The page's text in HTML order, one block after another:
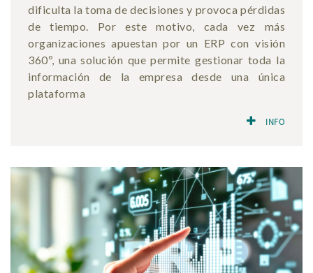
dificulta la toma de decisiones y provoca pérdidas
de tiempo. Por este motivo, cada vez más
organizaciones apuestan por un ERP con visión
360º, una solución que permite gestionar toda la
información de la empresa desde una única
plataforma
INFO